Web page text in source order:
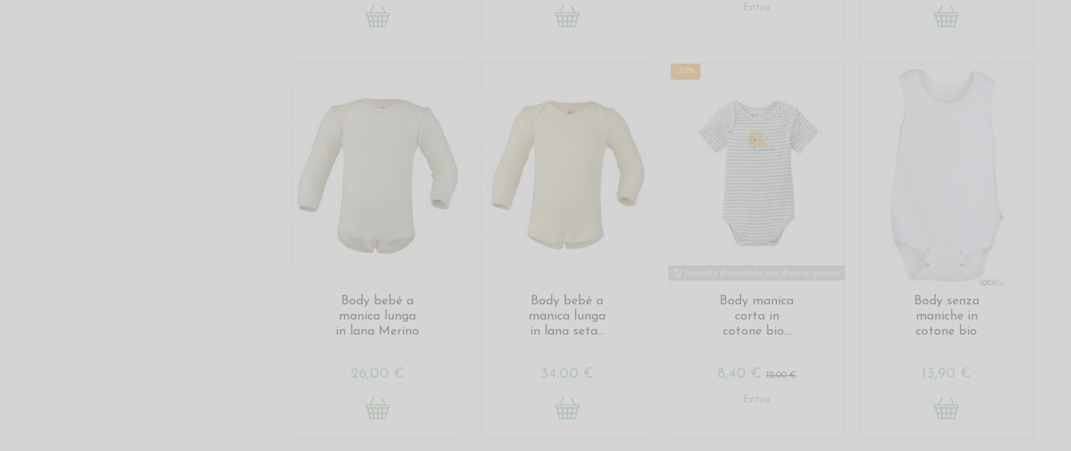
Entra
Body bebé a
manica lunga
in lana Merino
26,00 €
Body bebé a
manica lunga
in lana seta...
34,00 €
-30%
Body manica
corta in
cotone bio...
8,40 €12,00 €
Entra
Body senza
maniche in
cotone bio
13,90 €